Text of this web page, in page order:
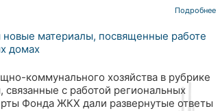
Подробнее
материалы, посвященные работе
домах
коммунального хозяйства в рубрике
с работой региональных
Фонда ЖКХ дали развернутые ответы